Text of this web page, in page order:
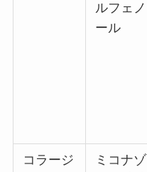
ルフェノ
ール
コラージ
ミコナゾ